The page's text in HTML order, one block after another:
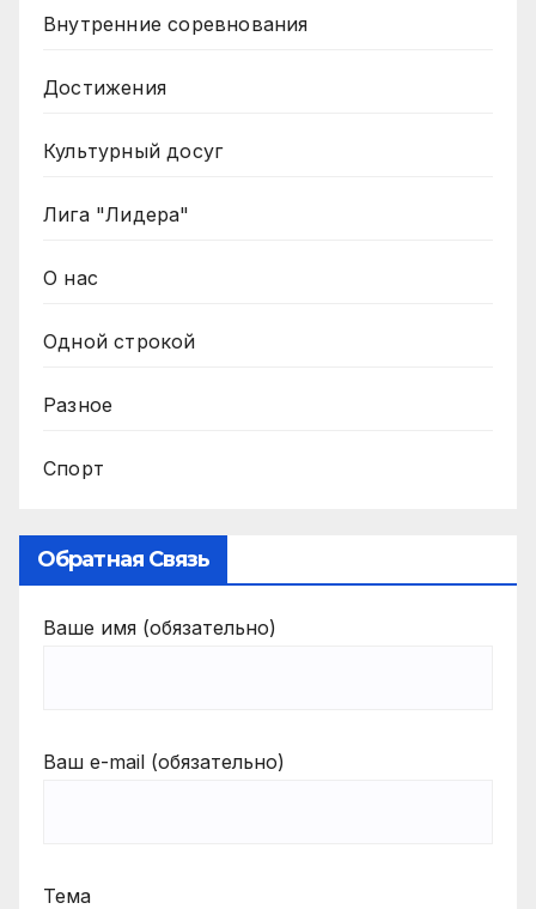
Внутренние соревнования
Достижения
Культурный досуг
Лига "Лидера"
О нас
Одной строкой
Разное
Спорт
Обратная Связь
Ваше имя (обязательно)
Ваш e-mail (обязательно)
Тема